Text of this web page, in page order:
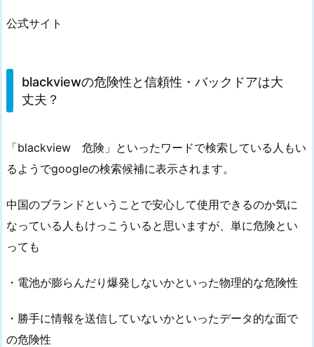
公式サイト
blackviewの危険性と信頼性・バックドアは大
丈夫？
「blackview 危険」といったワードで検索している人もい
るようでgoogleの検索候補に表示されます。
中国のブランドということで安心して使用できるのか気に
なっている人もけっこういると思いますが、単に危険とい
っても
・電池が膨らんだり爆発しないかといった物理的な危険性
・勝手に情報を送信していないかといったデータ的な面で
の危険性